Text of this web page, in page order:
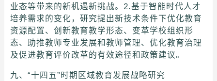
业态等带来的新机遇新挑战。2.基于智能时代人才
培养需求的变化，研究提出新技术条件下优化教育
资源配置、创新教育教学形态、变革学校组织形
态、助推教师专业发展和教师管理、优化教育治理
及促进教育评价改革的有效途径和政策建议。
九、“十四五”时期区域教育发展战略研究